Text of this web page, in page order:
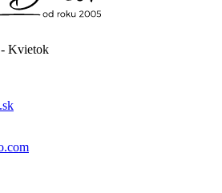
Kvietok